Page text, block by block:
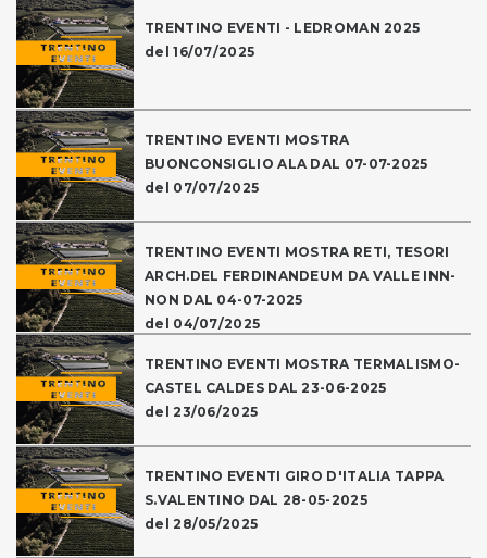
TRENTINO EVENTI - LEDROMAN 2025
del 16/07/2025
TRENTINO EVENTI MOSTRA
BUONCONSIGLIO ALA DAL 07-07-2025
del 07/07/2025
TRENTINO EVENTI MOSTRA RETI, TESORI
ARCH.DEL FERDINANDEUM DA VALLE INN-
NON DAL 04-07-2025
del 04/07/2025
TRENTINO EVENTI MOSTRA TERMALISMO-
CASTEL CALDES DAL 23-06-2025
del 23/06/2025
TRENTINO EVENTI GIRO D'ITALIA TAPPA
S.VALENTINO DAL 28-05-2025
del 28/05/2025